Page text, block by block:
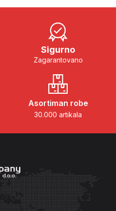
Sigurno
Zagarantovano
Asortiman robe
30.000 artikala